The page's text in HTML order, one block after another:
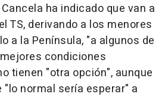
ha indicado que van a
TS, derivando a los menores
a la Península, "a algunos de
condiciones
tienen "otra opción", aunque
normal sería esperar" a